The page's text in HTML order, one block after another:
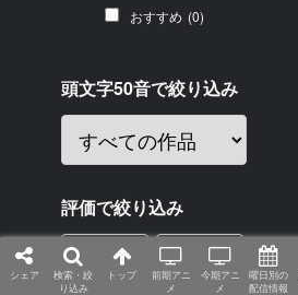
おすすめ (0)
頭文字50音で絞り込み
評価で絞り込み
シェア
検索・絞
り込み
トップ
前期アニ
メ
今期アニ
メ
曜日別の
配信情報